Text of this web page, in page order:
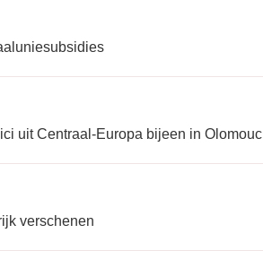
uit Centraal-Europa bijeen in Olomouc
verschenen